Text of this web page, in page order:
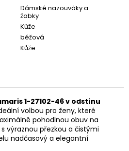
Dámské nazouváky a
žabky
Kůže
béžová
Kůže
1-27102-46 v odstínu
volbou pro ženy, které
pohodlnou obuv na
výraznou přezkou a čistými
nadčasový a elegantní